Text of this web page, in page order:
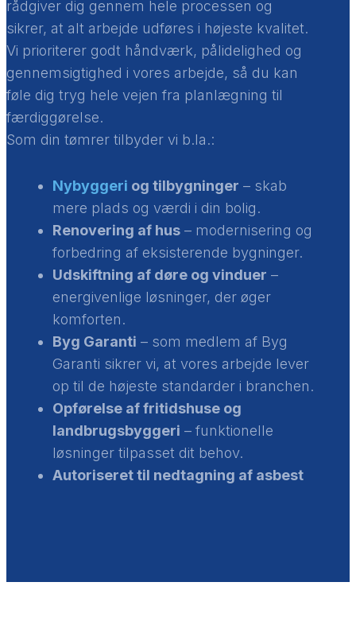
rådgiver dig gennem hele processen og
sikrer, at alt arbejde udføres i højeste kvalitet.
Vi prioriterer godt håndværk, pålidelighed og
gennemsigtighed i vores arbejde, så du kan
føle dig tryg hele vejen fra planlægning til
færdiggørelse.
Som din tømrer tilbyder vi b.la.:
Nybyggeri og tilbygninger – skab
mere plads og værdi i din bolig.
Renovering af hus – modernisering og
forbedring af eksisterende bygninger.
Udskiftning af døre og vinduer –
energivenlige løsninger, der øger
komforten.
Byg Garanti – som medlem af Byg
Garanti sikrer vi, at vores arbejde lever
op til de højeste standarder i branchen.
Opførelse af fritidshuse og
landbrugsbyggeri – funktionelle
løsninger tilpasset dit behov.
Autoriseret til nedtagning af asbest